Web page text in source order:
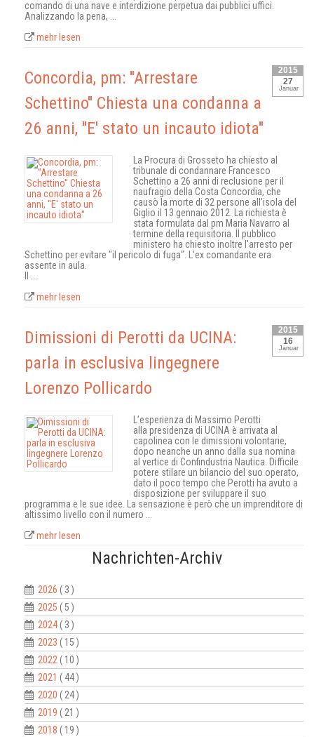
comando di una nave e interdizione perpetua dai pubblici uffici.
Analizzando la pena, ...
mehr lesen
2015
27
Januar
Concordia, pm: ''Arrestare
Schettino'' Chiesta una condanna a
26 anni, ''E' stato un incauto idiota''
La Procura di Grosseto ha chiesto al
tribunale di condannare Francesco
Schettino a 26 anni di reclusione per il
naufragio della Costa Concordia, che
causò la morte di 32 persone all'isola del
Giglio il 13 gennaio 2012. La richiesta è
stata formulata dal pm Maria Navarro al
termine della requisitoria. Il pubblico
ministero ha chiesto inoltre l'arresto per
Schettino per evitare "il pericolo di fuga". L'ex comandante era
assente in aula.
mehr lesen
2015
16
Januar
Dimissioni di Perotti da UCINA:
parla in esclusiva lingegnere
Lorenzo Pollicardo
L’esperienza di Massimo Perotti
alla presidenza di UCINA è arrivata al
capolinea con le dimissioni volontarie,
dopo neanche un anno dalla sua nomina
al vertice di Confindustria Nautica. Difficile
potere stilare un bilancio del suo operato,
dato il poco tempo che Perotti ha avuto a
disposizione per sviluppare il suo
programma e le sue idee. La sensazione è però che un imprenditore di
altissimo livello con il numero ...
mehr lesen
Nachrichten-Archiv
2026 ( 3 )
2025 ( 5 )
2024( 3 )
2023 ( 15 )
2022 ( 10 )
2021 ( 44 )
2020 ( 24 )
2019 ( 21 )
2018 ( 19 )